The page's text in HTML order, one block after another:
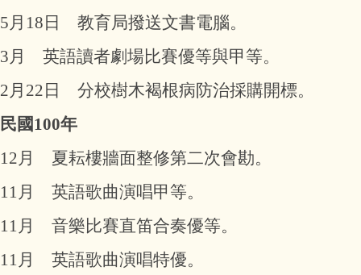
5月18日 教育局撥送文書電腦。
3月 英語讀者劇場比賽優等與甲等。
2月22日 分校樹木褐根病防治採購開標。
民國100年
12月 夏耘樓牆面整修第二次會勘。
11月 英語歌曲演唱甲等。
11月 音樂比賽直笛合奏優等。
11月 英語歌曲演唱特優。